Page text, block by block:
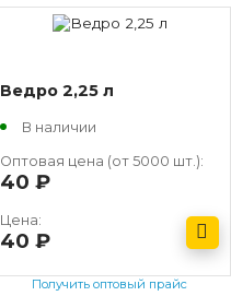
Ведро 2,25 л
В наличии
Оптовая цена (от 5000 шт.):
40
Цена:
40
Получить оптовый прайс